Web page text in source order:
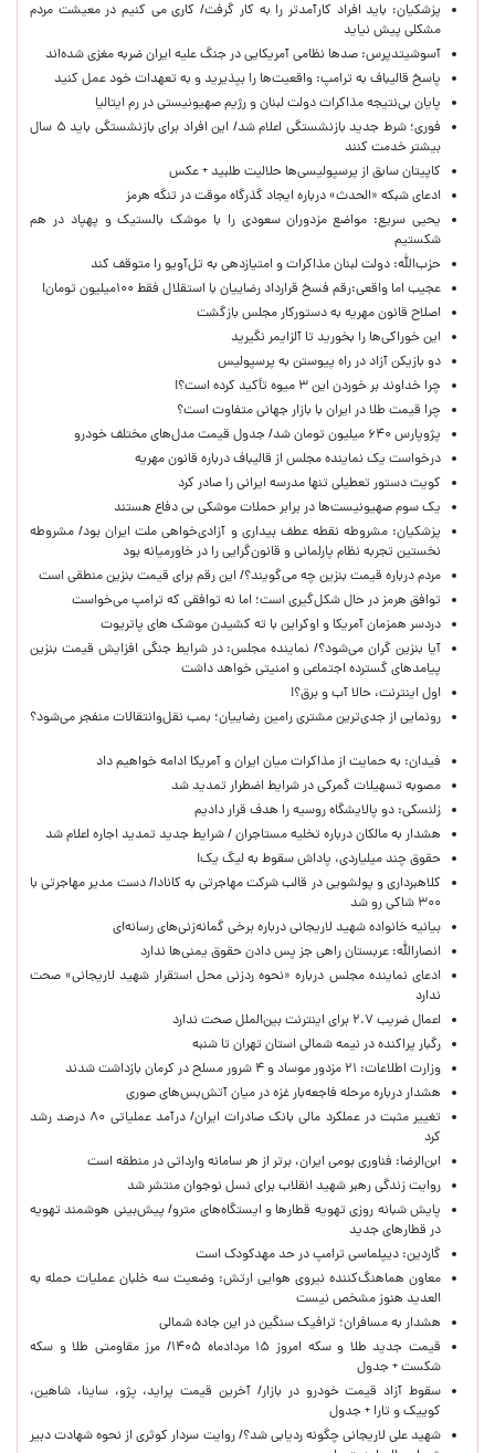
پزشکیان: باید افراد کارآمدتر را به کار گرفت/ کاری می کنیم در معیشت مردم
مشکلی پیش نیاید
آسوشیتدپرس: صدها نظامی آمریکایی در جنگ علیه ایران ضربه مغزی شده‌اند
پاسخ قالیباف به ترامپ: واقعیت‌ها را بپذیرید و به تعهدات خود عمل کنید
پایان بی‌نتیجه مذاکرات دولت لبنان و رژیم صهیونیستی در رم ایتالیا
فوری؛ شرط جدید بازنشستگی اعلام شد/ این افراد برای بازنشستگی باید ۵ سال
بیشتر خدمت کنند
کاپیتان سابق از پرسپولیسی‌ها حلالیت طلبید + عکس
ادعای شبکه «الحدث» درباره ایجاد گذرگاه موقت در تنگه هرمز
یحیی سریع: مواضع مزدوران سعودی را با موشک بالستیک و پهپاد در هم
شکستیم
حزب‌الله: دولت لبنان مذاکرات و امتیازدهی به تل‌آویو را متوقف کند
عجیب اما واقعی:رقم فسخ قرارداد رضاییان با استقلال فقط ۱۰۰میلیون تومان!
اصلاح قانون مهریه به دستورکار مجلس بازگشت
این خوراکی‌ها را بخورید تا آلزایمر نگیرید
دو بازیکن آزاد در راه پیوستن به پرسپولیس
چرا خداوند بر خوردن این ۳ میوه تأکید کرده است؟!
چرا قیمت طلا در ایران با بازار جهانی متفاوت است؟
پژوپارس ۶۴۰ میلیون تومان شد/ جدول قیمت مدل‌های مختلف خودرو
درخواست یک نماینده مجلس از قالیباف درباره قانون مهریه
کویت دستور تعطیلی تنها مدرسه ایرانی را صادر کرد
یک‌ سوم صهیونیست‌ها در برابر حملات موشکی بی دفاع هستند
پزشکیان: مشروطه نقطه عطف بیداری و آزادی‌خواهی ملت ایران بود/ مشروطه
نخستین تجربه نظام پارلمانی و قانون‌گرایی را در خاورمیانه بود
مردم درباره قیمت بنزین چه می‌گویند؟/ این رقم برای قیمت بنزین منطقی است
توافق هرمز در حال شکل‌گیری است؛ اما نه توافقی که ترامپ می‌خواست
دردسر همزمان آمریکا و اوکراین با ته کشیدن موشک های پاتریوت
آیا بنزین گران می‌شود؟/ نماینده مجلس: در شرایط جنگی افزایش قیمت بنزین
پیامدهای گسترده اجتماعی و امنیتی خواهد داشت
اول اینترنت، حالا آب و برق؟!
رونمایی از جدی‌ترین مشتری رامین رضاییان؛ بمب نقل‌وانتقالات منفجر می‌شود؟
فیدان: به حمایت از مذاکرات میان ایران و آمریکا ادامه خواهیم داد
مصوبه تسهیلات گمرکی در شرایط اضطرار تمدید شد
زلنسکی: دو پالایشگاه روسیه را هدف قرار دادیم
هشدار به مالکان درباره تخلیه مستاجران / شرایط جدید تمدید اجاره اعلام شد
حقوق چند میلیاردی، پاداش سقوط به لیگ یک!
کلاهبرداری و پولشویی در قالب شرکت مهاجرتی به کانادا/ دست مدیر مهاجرتی با
۳۰۰ شاکی رو شد
بیانیه خانواده شهید لاریجانی درباره برخی گمانه‌زنی‌های رسانه‌ای
انصارالله: عربستان راهی جز پس دادن حقوق یمنی‌ها ندارد
ادعای نماینده مجلس درباره «نحوه ردزنی محل استقرار شهید لاریجانی» صحت
ندارد
اعمال ضریب ۲.۷ برای اینترنت بین‌الملل صحت ندارد
رگبار پراکنده در نیمه شمالی استان تهران تا شنبه
وزارت اطلاعات: ۲۱ مزدور موساد و ۴ شرور مسلح در کرمان بازداشت شدند
هشدار درباره مرحله فاجعه‌بار غزه در میان آتش‌بس‌های صوری
تغییر مثبت در عملکرد مالی بانک صادرات ایران/ درآمد عملیاتی ۸۰ درصد رشد
کرد
ابن‌الرضا: فناوری بومی ایران، برتر از هر سامانه وارداتی در منطقه است
روایت زندگی رهبر شهید انقلاب برای نسل نوجوان منتشر شد
پایش شبانه روزی تهویه قطارها و ایستگاه‌های مترو/ پیش‌بینی هوشمند تهویه
در قطارهای جدید
گاردین: دیپلماسی ترامپ در حد مهدکودک است
معاون هماهنگ‌کننده نیروی هوایی ارتش: وضعیت سه خلبان عملیات حمله به
العدید هنوز مشخص نیست
هشدار به مسافران؛ ترافیک سنگین در این جاده شمالی
قیمت جدید طلا و سکه امروز ۱۵ مردادماه ۱۴۰۵/ مرز مقاومتی طلا و سکه
شکست + جدول
سقوط آزاد قیمت خودرو در بازار/ آخرین قیمت پراید، پژو، ساینا، شاهین،
کوییک و تارا + جدول
شهید علی لاریجانی چگونه ردیابی شد؟/ روایت سردار کوثری از نحوه شهادت دبیر